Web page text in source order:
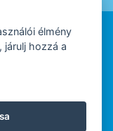
élmény
járulj hozzá a